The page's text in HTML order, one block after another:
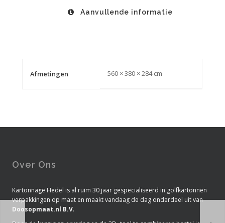
Aanvullende informatie
Afmetingen 560 × 380 × 284 cm
Over Ons
Kartonnage Hedel is al ruim 30 jaar gespecialiseerd in golfkartonnen
verpakkingen op maat en maakt vandaag de dag onderdeel uit van
Doosopmaat.nl B.V.